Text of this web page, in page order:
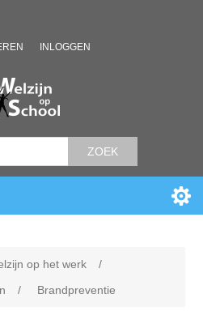
INLOGGEN
ZOEK
op het werk
/
/ Brandpreventie